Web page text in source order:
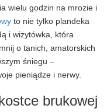
wielu godzin na mrozie i
to nie tylko plandeka
i wizytówka, która
o tanich, amatorskich
śniegu –
pieniądze i nerwy.
brukowej